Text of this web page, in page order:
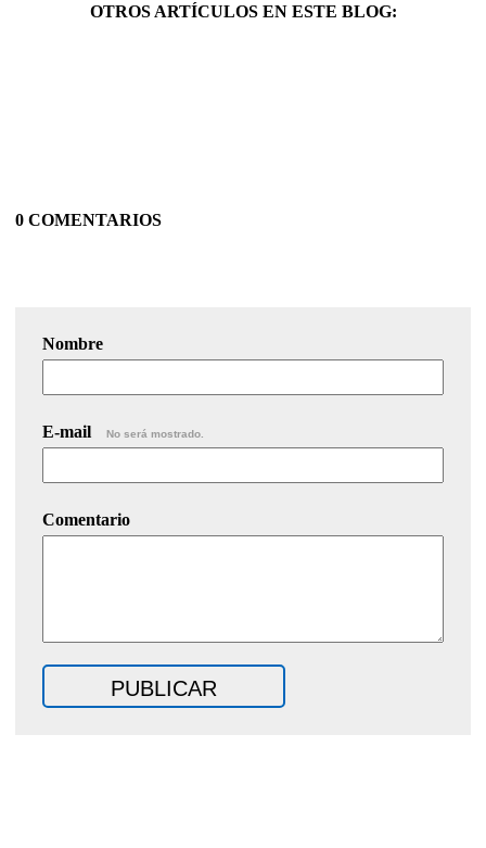
OTROS ARTÍCULOS EN ESTE BLOG:
0 COMENTARIOS
Nombre
E-mail No será mostrado.
Comentario